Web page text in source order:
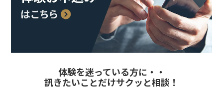
体験を迷っている方に・・
訊きたいことだけサクッと相談！